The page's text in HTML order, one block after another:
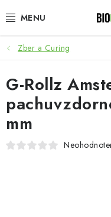
na
PESTOVANIE
HEADSHOP
SEMENÁ
NOVINKY
Zber a Curing
G-Rollz
mm